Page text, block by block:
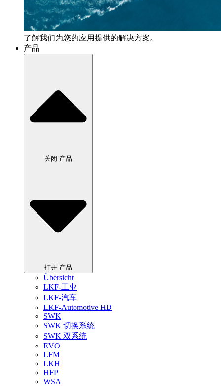
了解我们为您的应用提供的解决方案。
产品
关闭 产品
打开 产品
Übersicht
LKF-工业
LKF-汽车
LKF-Automotive HD
SWK
SWK 切换系统
SWK 双系统
EVO
LFM
LKH
HFP
WSA